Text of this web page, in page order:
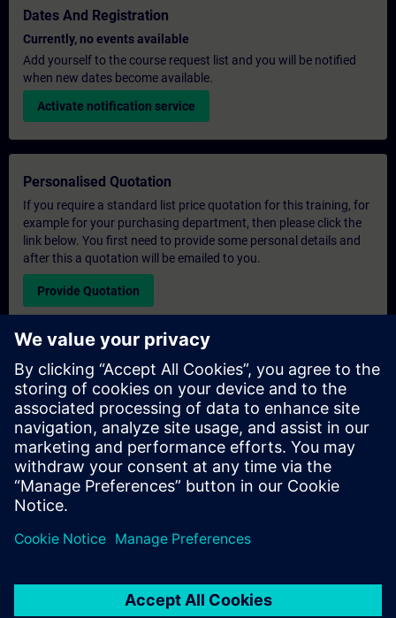
Dates And Registration
Currently, no events available
Add yourself to the course request list and you will be notified
when new dates become available.
Activate notification service
Personalised Quotation
If you require a standard list price quotation for this training, for
example for your purchasing department, then please click the
link below. You first need to provide some personal details and
after this a quotation will be emailed to you.
Provide Quotation
Exclusive Training Enquiry
Please complete the enquiry form below if you require a
quotation for an exclusive training course either on-site, virtually
or at our SITRAIN training centre. This type of request would be
suitable for larger groups ( 6 and above). After providing your
contact details and your training requirements, you will receive a
quotation from us.
Request Exclusive Quotation